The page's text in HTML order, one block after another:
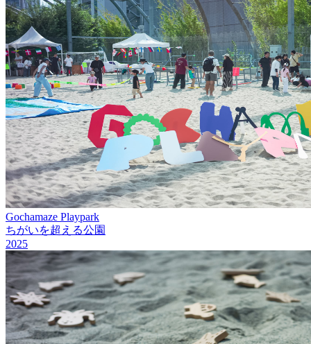
Gochamaze Playpark
ちがいを超える公園
2025